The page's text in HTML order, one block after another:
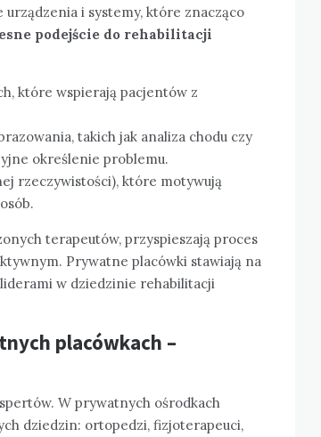
i systemy, które znacząco
podejście do rehabilitacji
które wspierają pacjentów z
takich jak analiza chodu czy
określenie problemu.
rzeczywistości), które motywują
terapeutów, przyspieszają proces
Prywatne placówki stawiają na
w dziedzinie rehabilitacji
placówkach –
W prywatnych ośrodkach
dziedzin: ortopedzi, fizjoterapeuci,